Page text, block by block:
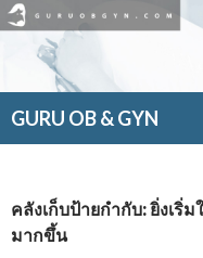
GURU OB & GYN
เนื้อหา
คลังเก็บป้ายกำกับ: ยิ่งเริ่
มากขึ้น